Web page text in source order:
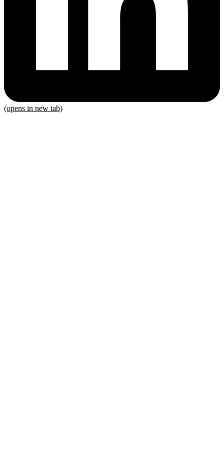
(opens in new tab)